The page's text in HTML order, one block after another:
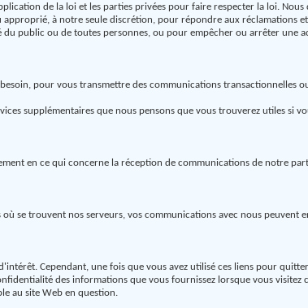
de la loi et les parties privées pour faire respecter la loi.
approprié, à notre seule discrétion, pour répondre aux
public ou de toutes personnes, ou pour empêcher ou arrêter une
pour vous transmettre des communications transactionnelles
supplémentaires que nous pensons que vous trouverez utiles si
en ce qui concerne la réception de communications de notre
se trouvent nos serveurs, vos communications avec nous
Cependant, une fois que vous avez utilisé ces liens pour
des informations que vous fournissez lorsque vous
au site Web en question.